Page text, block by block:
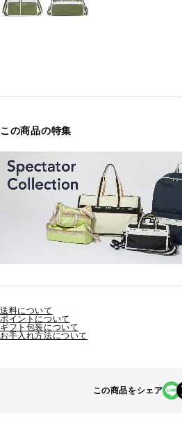
この商品の特集
送料について
ポイントについて
ギフト包装について
お手入れ方法について
この商品をシェア